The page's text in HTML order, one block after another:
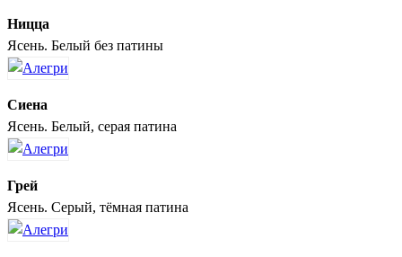
Ницца
Ясень. Белый без патины
Сиена
Ясень. Белый, серая патина
Грей
Ясень. Серый, тёмная патина